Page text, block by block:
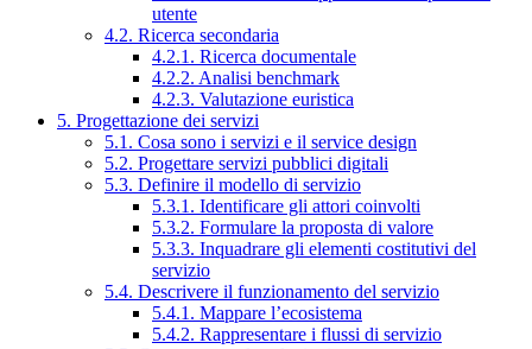
utente
4.2. Ricerca secondaria
4.2.1. Ricerca documentale
4.2.2. Analisi benchmark
4.2.3. Valutazione euristica
5. Progettazione dei servizi
5.1. Cosa sono i servizi e il service design
5.2. Progettare servizi pubblici digitali
5.3. Definire il modello di servizio
5.3.1. Identificare gli attori coinvolti
5.3.2. Formulare la proposta di valore
5.3.3. Inquadrare gli elementi costitutivi del
servizio
5.4. Descrivere il funzionamento del servizio
5.4.1. Mappare l’ecosistema
5.4.2. Rappresentare i flussi di servizio